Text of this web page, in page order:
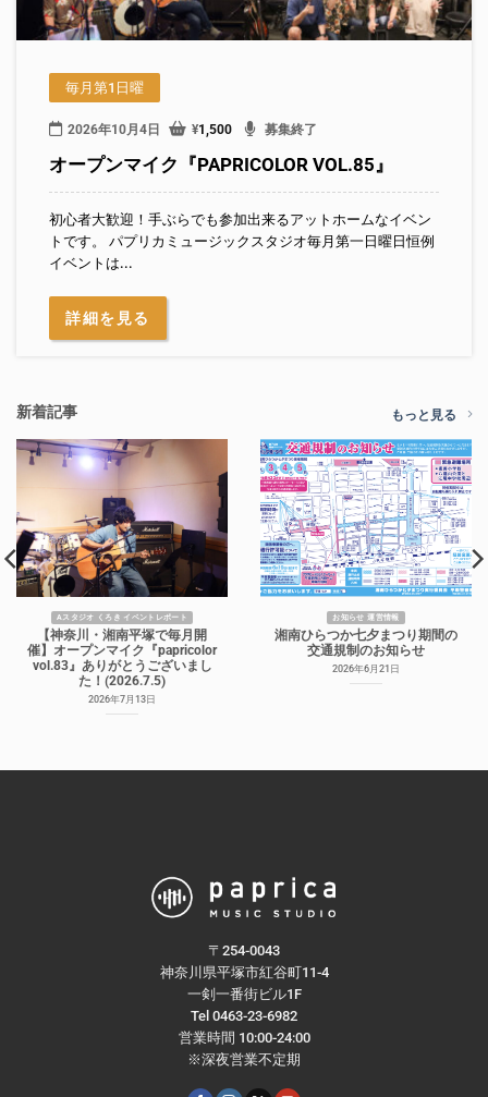
毎月第1日曜
2026年10月4日 ¥1,500 募集終了
オープンマイク『PAPRICOLOR VOL.85』
初心者大歓迎！手ぶらでも参加出来るアットホームなイベン
トです。 パプリカミュージックスタジオ毎月第一日曜日恒例
イベントは...
詳細を見る
新着記事 もっと見る
Aスタジオ くろき イベントレポート
【神奈川・湘南平塚で毎月開
催】オープンマイク『papricolor
vol.83』ありがとうございまし
た！(2026.7.5)
2026年7月13日
お知らせ 運営情報
湘南ひらつか七夕まつり期間の
交通規制のお知らせ
2026年6月21日
〒254-0043
神奈川県平塚市紅谷町11-4
一剣一番街ビル1F
Tel 0463-23-6982
営業時間 10:00-24:00
※深夜営業不定期